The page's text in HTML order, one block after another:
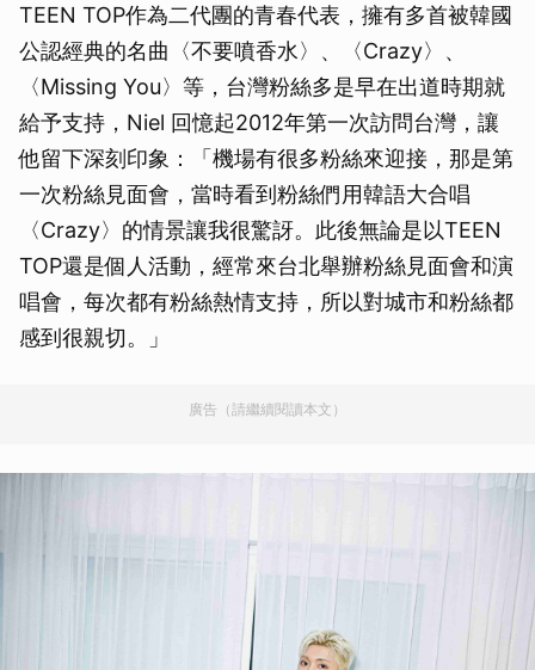
TEEN TOP作為二代團的青春代表，擁有多首被韓國
公認經典的名曲〈不要噴香水〉、〈Crazy〉、
〈Missing You〉等，台灣粉絲多是早在出道時期就
給予支持，Niel 回憶起2012年第一次訪問台灣，讓
他留下深刻印象：「機場有很多粉絲來迎接，那是第
一次粉絲見面會，當時看到粉絲們用韓語大合唱
〈Crazy〉的情景讓我很驚訝。此後無論是以TEEN
TOP還是個人活動，經常來台北舉辦粉絲見面會和演
唱會，每次都有粉絲熱情支持，所以對城市和粉絲都
感到很親切。」
廣告（請繼續閱讀本文）